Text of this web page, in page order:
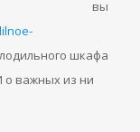
вы
шкафа
о важных из ни